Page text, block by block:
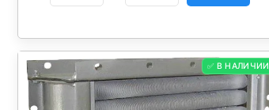
✅ В НАЛИЧИИ